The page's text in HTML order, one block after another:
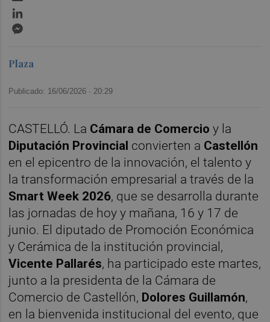
Plaza
Publicado: 16/06/2026 · 20:29
CASTELLÓ. La Cámara de Comercio y la
Diputación Provincial convierten a Castellón
en el epicentro de la innovación, el talento y
la transformación empresarial a través de la
Smart Week 2026, que se desarrolla durante
las jornadas de hoy y mañana, 16 y 17 de
junio. El diputado de Promoción Económica
y Cerámica de la institución provincial,
Vicente Pallarés, ha participado este martes,
junto a la presidenta de la Cámara de
Comercio de Castellón, Dolores Guillamón,
en la bienvenida institucional del evento, que